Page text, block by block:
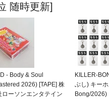
随時更新]
- Body & Soul
2026) [TAPE] 株
ローソンエンタテイン
KILLER-
ぶし) キー
Bong/2026)